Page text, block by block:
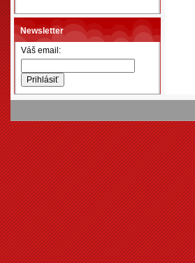
Newsletter
Váš email: